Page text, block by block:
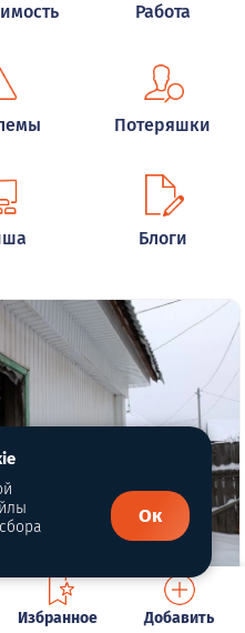
Работа
Потеряшки
Блоги
привел к
Избранное Добавить
Ок